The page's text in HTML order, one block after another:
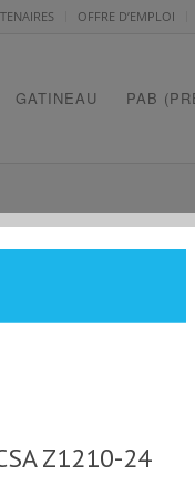
OFFRE D’EMPLOI
GATINEAU PAB
LOGO 2
Z1210-24